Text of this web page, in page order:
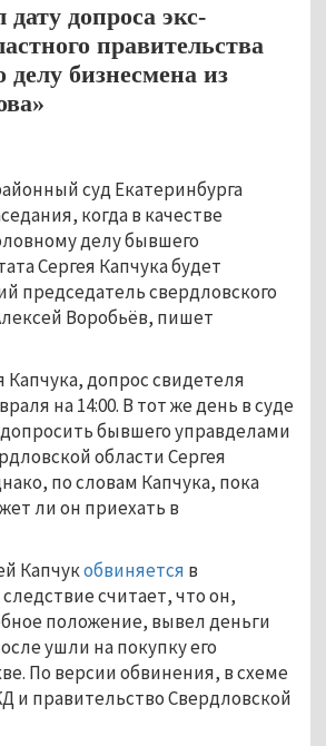
дату допроса экс-
правительства
делу бизнесмена из
суд Екатеринбурга
когда в качестве
делу бывшего
Сергея Капчука будет
председатель свердловского
Воробьёв, пишет
Капчука, допрос свидетеля
на 14:00. В тот же день в суде
бывшего управделами
области Сергея
по словам Капчука, пока
ли он приехать в
Капчукобвиняется в
считает, что он,
положение, вывел деньги
ушли на покупку его
По версии обвинения, в схеме
и правительство Свердловской